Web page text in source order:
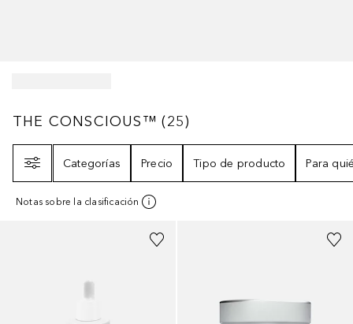
THE CONSCIOUS™25
THE CONSCIOUS™ (25)
Categorías
Precio Tipo de producto Para
Notas sobre la clasificación